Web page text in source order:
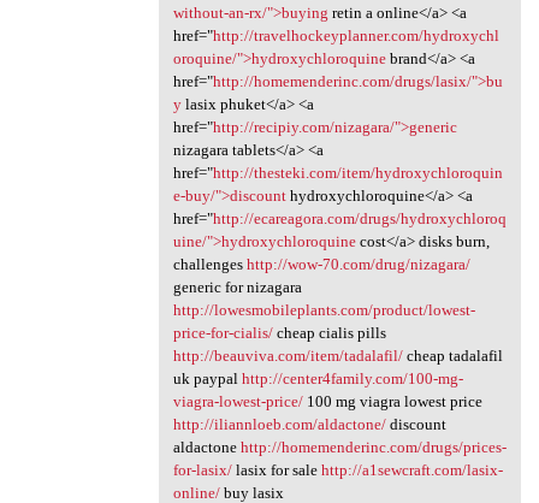
without-an-rx/">buying retin a online</a> <a
href="http://travelhockeyplanner.com/hydroxychl
oroquine/">hydroxychloroquinebrand</a> <a
href="http://homemenderinc.com/drugs/lasix/">bu
ylasix phuket</a> <a
href="http://recipiy.com/nizagara/">generic
nizagara tablets</a> <a
href="http://thesteki.com/item/hydroxychloroquin
e-buy/">discounthydroxychloroquine</a> <a
href="http://ecareagora.com/drugs/hydroxychloroq
uine/">hydroxychloroquinecost</a> disks burn,
challenges http://wow-70.com/drug/nizagara/
generic for nizagara
http://lowesmobileplants.com/product/lowest-
price-for-cialis/cheap cialis pills
http://beauviva.com/item/tadalafil/cheap tadalafil
uk paypal http://center4family.com/100-mg-
viagra-lowest-price/100 mg viagra lowest price
http://iliannloeb.com/aldactone/discount
aldactone http://homemenderinc.com/drugs/prices-
for-lasix/lasix for sale http://a1sewcraft.com/lasix-
online/buy lasix